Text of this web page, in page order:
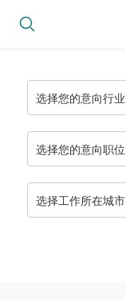
选择您的意向行业
选择您的意向职位
选择工作所在城市